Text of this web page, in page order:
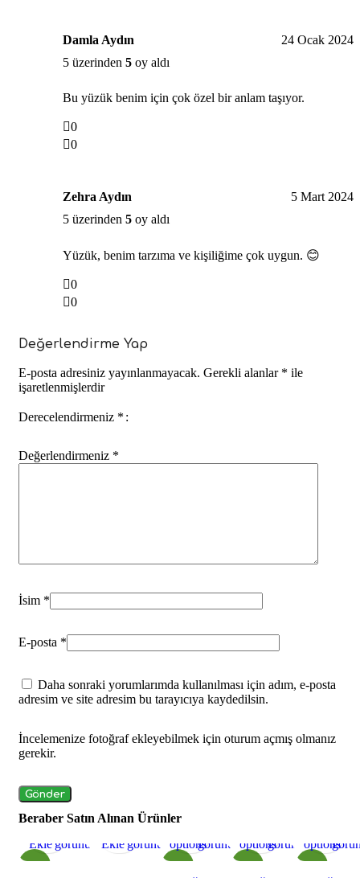
Damla Aydın
24 Ocak 2024
5 üzerinden 5 oy aldı
Bu yüzük benim için çok özel bir anlam taşıyor.
0
0
Zehra Aydın
5 Mart 2024
5 üzerinden 5 oy aldı
Yüzük, benim tarzıma ve kişiliğime çok uygun. 😊
0
0
Değerlendirme Yap
E-posta adresiniz yayınlanmayacak. Gerekli alanlar * ile
işaretlenmişlerdir
Derecelendirmeniz *
Değerlendirmeniz *
İsim *
E-posta *
Daha sonraki yorumlarımda kullanılması için adım, e-posta
adresim ve site adresim bu tarayıcıya kaydedilsin.
İncelemenize fotoğraf ekleyebilmek için oturum açmış olmanız
gerekir.
Beraber Satın Alınan Ürünler
Sepete
Ekle
Hızlı
görünüm
Sepete
Ekle
Hızlı
görünüm
Select
optionsgörünümoptionsgörünümoptions